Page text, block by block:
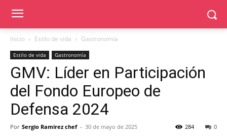
Inicio Estilo de vida Gastronomía
Estilo de vida Gastronomía
GMV: Líder en Participación
del Fondo Europeo de
Defensa 2024
Por Sergio Ramirez chef - 30 de mayo de 2025 0
284